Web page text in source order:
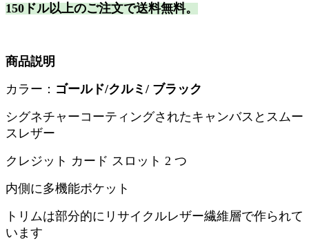
150ドル以上のご注文で送料無料。
商品説明
カラー： ゴールド/クルミ/ ブラック
シグネチャーコーティングされたキャンバスとスムー
スレザー
クレジット カード スロット 2 つ
内側に多機能ポケット
トリムは部分的にリサイクルレザー繊維層で作られて
います